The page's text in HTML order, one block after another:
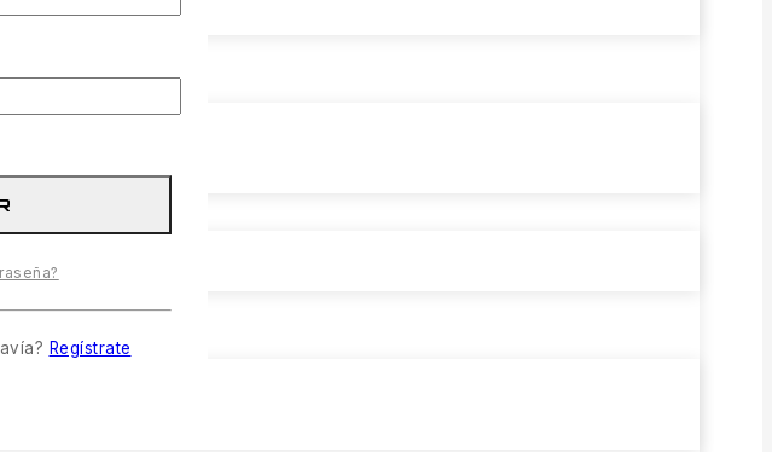
Regístrate